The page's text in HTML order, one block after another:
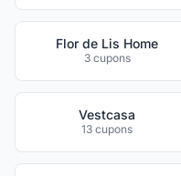
Flor de Lis Home
3 cupons
Vestcasa
13 cupons